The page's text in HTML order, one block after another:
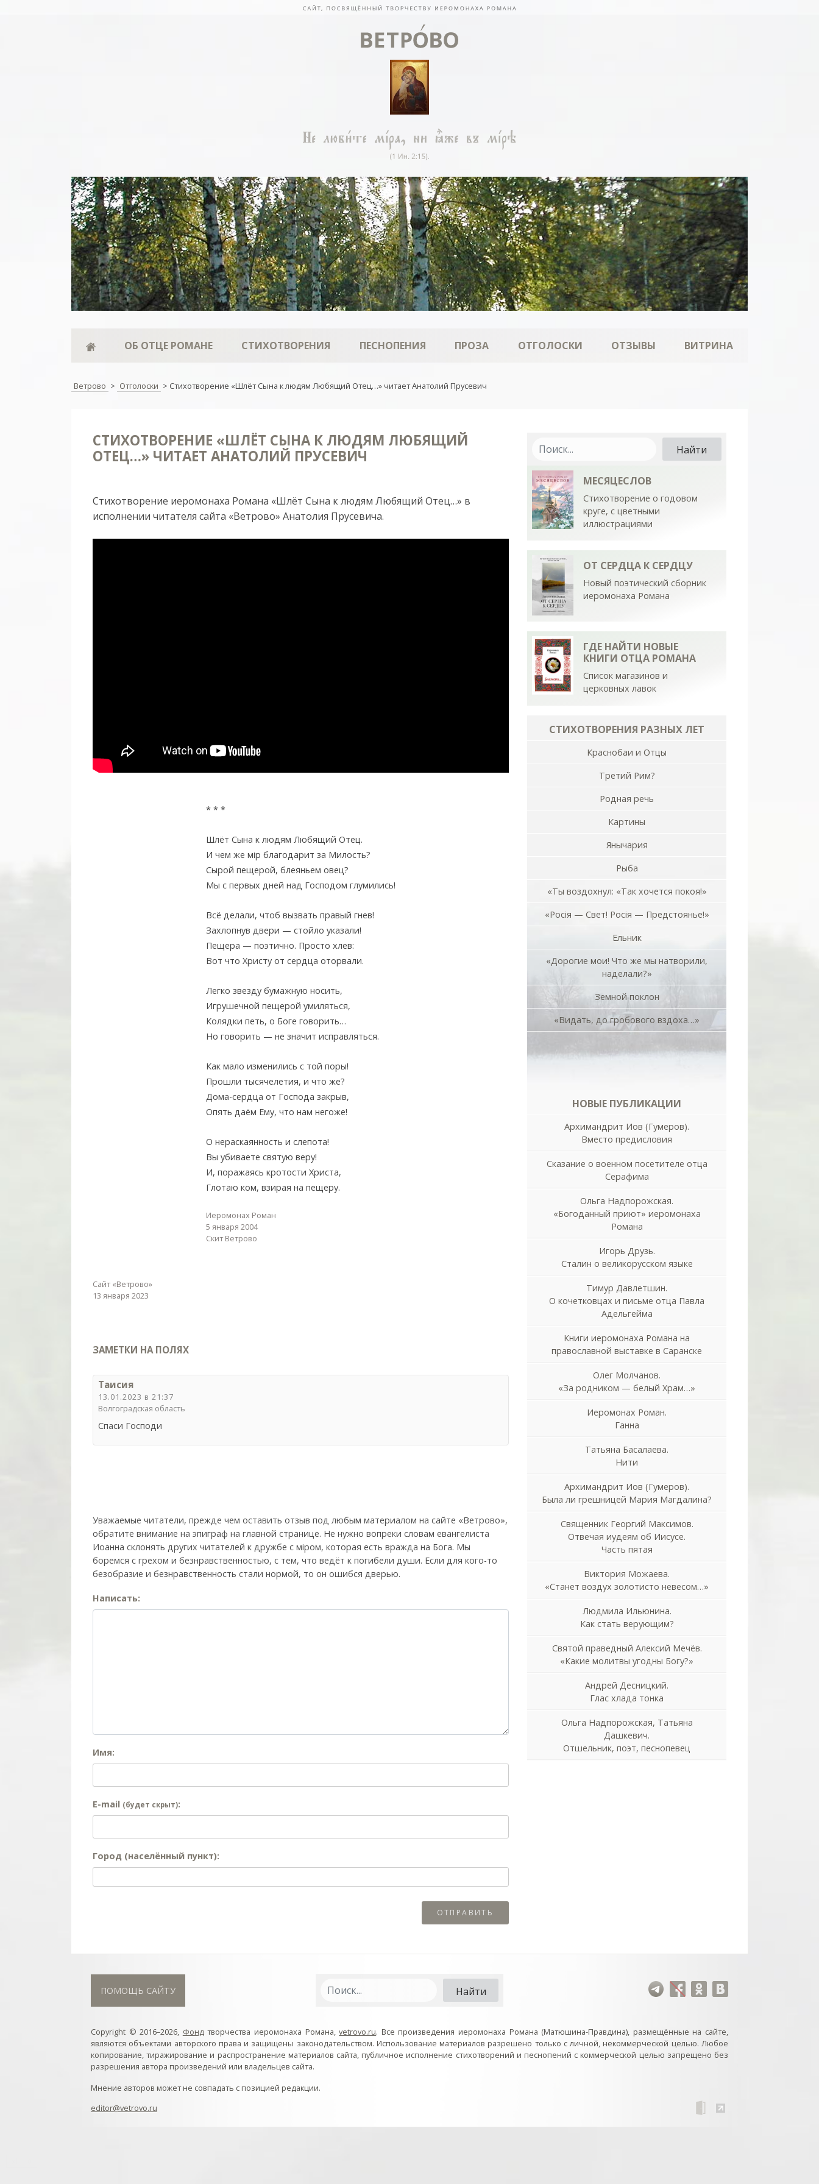
ОБ ОТЦЕ РОМАНЕ СТИХОТВОРЕНИЯ ПЕСНОПЕНИЯ ПРОЗА ОТГОЛОСКИ ОТЗЫВЫ ВИТРИНА
Ветрово > Отголоски > Стихотворение «Шлёт Сына к людям Любящий Отец…» читает Анатолий Прусевич
СТИХОТВОРЕНИЕ «ШЛЁТ СЫНА К ЛЮДЯМ ЛЮБЯЩИЙ
ОТЕЦ…» ЧИТАЕТ АНАТОЛИЙ ПРУСЕВИЧ
Стихотворение иеромонаха Романа «Шлёт Сына к людям Любящий Отец…» в
исполнении читателя сайта «Ветрово» Анатолия Прусевича.
* * *
Шлёт Сына к людям Любящий Отец.
И чем же мiр благодарит за Милость?
Сырой пещерой, блеяньем овец?
Мы с первых дней над Господом глумились!
Всё делали, чтоб вызвать правый гнев!
Захлопнув двери — стойло указали!
Пещера — поэтично. Просто хлев:
Вот что Христу от сердца оторвали.
Легко звезду бумажную носить,
Игрушечной пещерой умиляться,
Колядки петь, о Боге говорить…
Но говорить — не значит исправляться.
Как мало изменились с той поры!
Прошли тысячелетия, и что же?
Дома-сердца от Господа закрыв,
Опять даём Ему, что нам негоже!
О нераскаянность и слепота!
Вы убиваете святую веру!
И, поражаясь кротости Христа,
Глотаю ком, взирая на пещеру.
Иеромонах Роман
5 января 2004
Скит Ветрово
Сайт «Ветрово»
13 января 2023
ЗАМЕТКИ НА ПОЛЯХ
Таисия
13.01.2023 в 21:37
Волгоградская область
Спаси Господи
Уважаемые читатели, прежде чем оставить отзыв под любым материалом на сайте «Ветрово»,
обратите внимание на эпиграф на главной странице. Не нужно вопреки словам евангелиста
Иоанна склонять других читателей к дружбе с мiром, которая есть вражда на Бога. Мы
боремся с грехом и без­нрав­ствен­ностью, с тем, что ведёт к погибели души. Если для кого-то
безобразие и безнравственность стали нормой, то он ошибся дверью.
Написать:
Имя:
E-mail (будет скрыт):
Город (населённый пункт):
МЕСЯЦЕСЛОВ
Стихотворение о годовом
круге, с цветными
иллюстрациями
ОТ СЕРДЦА К СЕРДЦУ
Новый поэтический сборник
иеромонаха Романа
ГДЕ НАЙТИ НОВЫЕ
КНИГИ ОТЦА РОМАНА
Список магазинов и
церковных лавок
СТИХОТВОРЕНИЯ РАЗНЫХ ЛЕТ
Краснобаи и Отцы
Третий Рим?
Родная речь
Картины
Янычария
Рыба
«Ты воздохнул: «Так хочется покоя!»
«Росiя — Свет! Росiя — Предстоянье!»
Ельник
«Дорогие мои! Что же мы натворили,
наделали?»
Земной поклон
«Видать, до гробового вздоха…»
НОВЫЕ ПУБЛИКАЦИИ
Архимандрит Иов (Гумеров).
Вместо предисловия
Сказание о военном посетителе отца
Серафима
Ольга Надпорожская.
«Богоданный приют» иеромонаха
Романа
Игорь Друзь.
Сталин о великорусском языке
Тимур Давлетшин.
О кочетковцах и письме отца Павла
Адельгейма
Книги иеромонаха Романа на
православной выставке в Саранске
Олег Молчанов.
«За родником — белый Храм…»
Иеромонах Роман.
Ганна
Татьяна Басалаева.
Нити
Архимандрит Иов (Гумеров).
Была ли грешницей Мария Магдалина?
Священник Георгий Максимов.
Отвечая иудеям об Иисусе.
Часть пятая
Виктория Можаева.
«Станет воздух золотисто невесом…»
Людмила Ильюнина.
Как стать верующим?
Святой праведный Алексий Мечёв.
«Какие молитвы угодны Богу?»
Андрей Десницкий.
Глас хлада тонка
Ольга Надпорожская, Татьяна
Дашкевич.
Отшельник, поэт, песнопевец
ПОМОЩЬ САЙТУ
Copyright © 2016–2026, Фондтворчества иеромонаха Романа,vetrovo.ru. Все произведения иеромонаха Романа (Матюшина-Правдина), размещённые на сайте,
являются объектами авторского права и защищены законодательством. Использование материалов разрешено только с личной, некоммерческой целью. Любое
копирование, тиражирование и распространение материалов сайта, публичное исполнение стихотворений и песнопений с коммерческой целью запрещено без
разрешения автора произведений или владельцев сайта.
Мнение авторов может не совпадать с позицией редакции.
editor@vetrovo.ru